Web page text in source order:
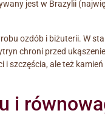
jest w Brazylii
ozdób i biżuterii. W
chroni przed
ale też
i